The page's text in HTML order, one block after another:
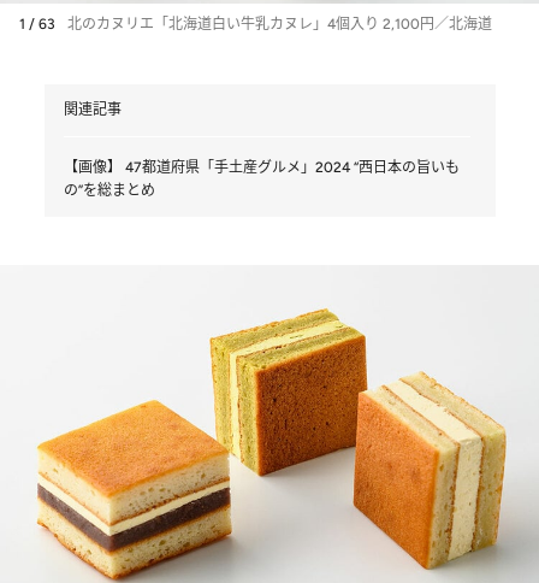
1 / 63 北のカヌリエ「北海道白い牛乳カヌレ」4個入り 2,100円／北海道
関連記事
【画像】 47都道府県「手土産グルメ」2024 “西日本の旨いも
の”を総まとめ